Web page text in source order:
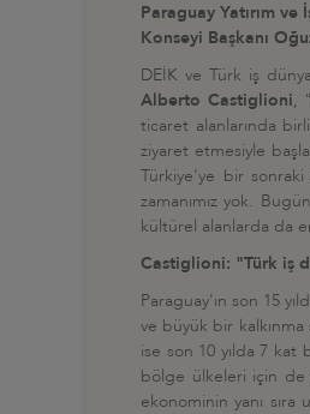
Paraguay Yatırım
Konseyi Başkanı
DEİK ve Türk iş
Alberto Castiglioni,
ticaret alanlarında
ziyaret etmesiyle
Türkiye'ye bir
zamanımız yok.
kültürel alanlarda da
Castiglioni: "Türk iş
Paraguay'ın son 15
ve büyük bir
ise son 10 yılda 7
bölge ülkeleri için de
ekonominin yanı